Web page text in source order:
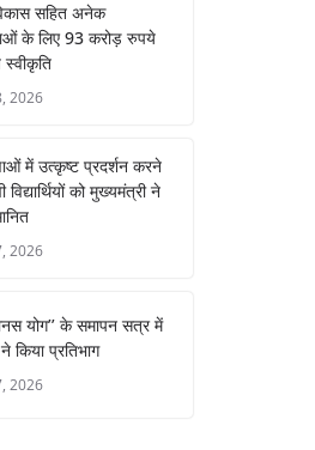
सहित अनेक
के लिए 93 करोड़ रुपये
स्वीकृति
2026
में उत्कृष्ट प्रदर्शन करने
विद्यार्थियों को मुख्यमंत्री ने
2026
योग’’ के समापन सत्र में
किया प्रतिभाग
2026